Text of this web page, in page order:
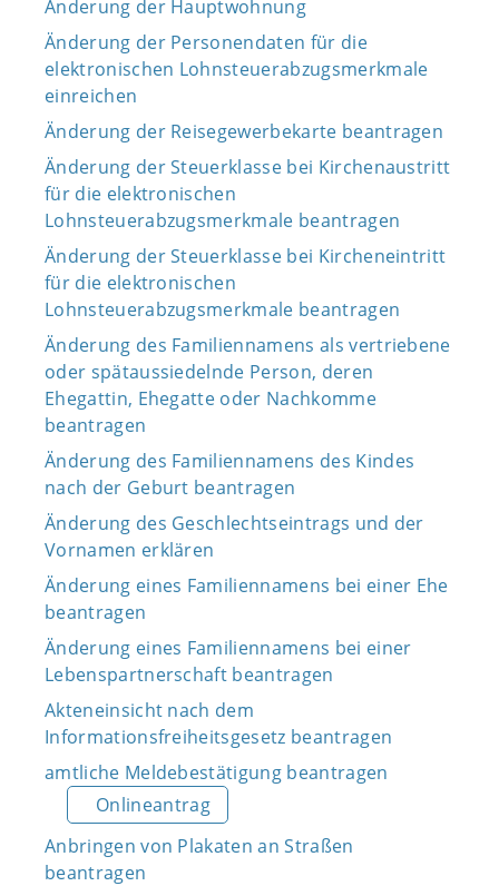
Änderung der Hauptwohnung
Änderung der Personendaten für die
elektronischen Lohnsteuerabzugsmerkmale
einreichen
Änderung der Reisegewerbekarte beantragen
Änderung der Steuerklasse bei Kirchenaustritt
für die elektronischen
Lohnsteuerabzugsmerkmale beantragen
Änderung der Steuerklasse bei Kircheneintritt
für die elektronischen
Lohnsteuerabzugsmerkmale beantragen
Änderung des Familiennamens als vertriebene
oder spätaussiedelnde Person, deren
Ehegattin, Ehegatte oder Nachkomme
beantragen
Änderung des Familiennamens des Kindes
nach der Geburt beantragen
Änderung des Geschlechtseintrags und der
Vornamen erklären
Änderung eines Familiennamens bei einer Ehe
beantragen
Änderung eines Familiennamens bei einer
Lebenspartnerschaft beantragen
Akteneinsicht nach dem
Informationsfreiheitsgesetz beantragen
amtliche Meldebestätigung beantragen
Onlineantrag
Anbringen von Plakaten an Straßen
beantragen